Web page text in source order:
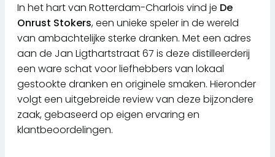
In het hart van Rotterdam-Charlois vind je De
Onrust Stokers, een unieke speler in de wereld
van ambachtelijke sterke dranken. Met een adres
aan de Jan Ligthartstraat 67 is deze distilleerderij
een ware schat voor liefhebbers van lokaal
gestookte dranken en originele smaken. Hieronder
volgt een uitgebreide review van deze bijzondere
zaak, gebaseerd op eigen ervaring en
klantbeoordelingen.